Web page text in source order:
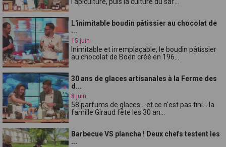
L'inimitable boudin pâtissier au chocolat de
...
15 juin
Inimitable et irremplaçable, le boudin pâtissier
au chocolat de Boën créé en 196...
30 ans de glaces artisanales à la Ferme des
d...
8 juin
58 parfums de glaces... et ce n'est pas fini... la
famille Giraud fête les 30 an...
Barbecue VS plancha ! Deux chefs testent les
...